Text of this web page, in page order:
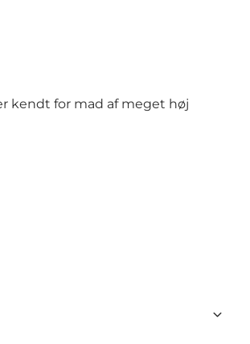
kendt for mad af meget høj